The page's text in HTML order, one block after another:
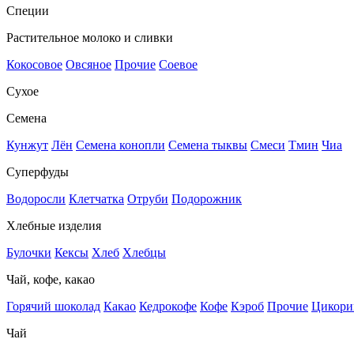
Специи
Растительное молоко и сливки
Кокосовое Овсяное Прочие Соевое
Сухое
Семена
Кунжут Лён Семена конопли Семена тыквы Смеси Тмин Чиа
Суперфуды
Водоросли Клетчатка Отруби Подорожник
Хлебные изделия
Булочки Кексы Хлеб Хлебцы
Чай, кофе, какао
Горячий шоколад Какао Кедрокофе Кофе Кэроб Прочие
Чай